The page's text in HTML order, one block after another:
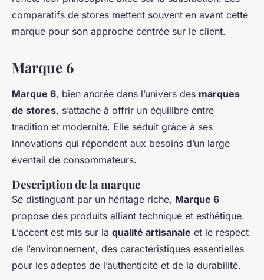
comparatifs de stores mettent souvent en avant cette
marque pour son approche centrée sur le client.
Marque 6
Marque 6, bien ancrée dans l’univers des marques
de stores, s’attache à offrir un équilibre entre
tradition et modernité. Elle séduit grâce à ses
innovations qui répondent aux besoins d’un large
éventail de consommateurs.
Description de la marque
Se distinguant par un héritage riche, Marque 6
propose des produits alliant technique et esthétique.
L’accent est mis sur la qualité artisanale et le respect
de l’environnement, des caractéristiques essentielles
pour les adeptes de l’authenticité et de la durabilité.